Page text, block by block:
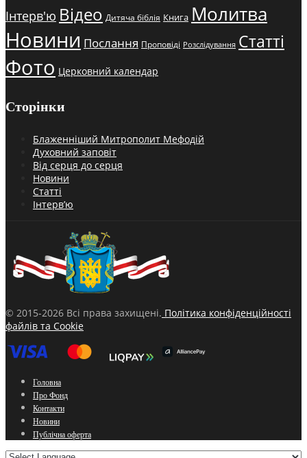
Інтерв'ю Відео Дитяча біблія Книга Молитва
Новини Послання Проповіді Розслідування Статті
Фото Церковний календар
Сторінки
Блаженніший Митрополит Мефодій
Духовний заповіт
Від серця до серця
Новини
Статті
Інтерв’ю
© 2015-2026 Всі права захищені. Політика конфіденційності
файлів та Cookie
Головна
Про Фонд
Контакти
Новини
Публічна оферта